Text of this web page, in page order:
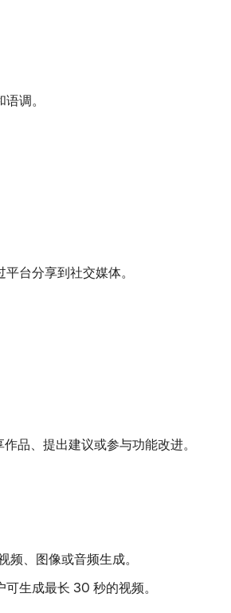
调。
台分享到社交媒体。
品、提出建议或参与功能改进。
、图像或音频生成。
生成最长 30 秒的视频。